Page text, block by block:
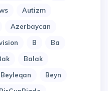
Autizm
Azerbaycan
B
Ba
Balak
Beyleqan
Beyn